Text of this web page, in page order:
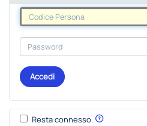
Accedi
Resta connesso.